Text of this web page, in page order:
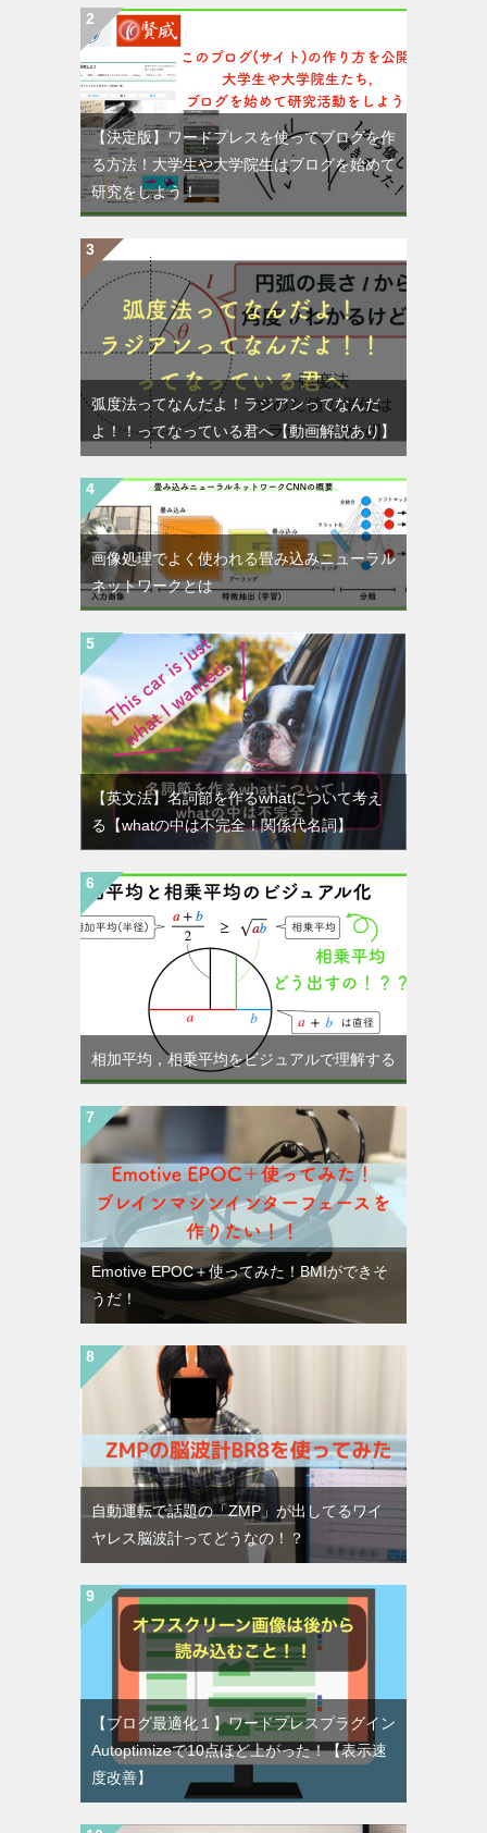
【決定版】ワードプレスを使ってブログを作
る方法！大学生や大学院生はブログを始めて
研究をしよう！
弧度法ってなんだよ！ラジアンってなんだ
よ！！ってなっている君へ【動画解説あり】
画像処理でよく使われる畳み込みニューラル
ネットワークとは
【英文法】名詞節を作るwhatについて考え
る【whatの中は不完全！関係代名詞】
相加平均，相乗平均をビジュアルで理解する
Emotive EPOC＋使ってみた！BMIができそ
うだ！
自動運転で話題の「ZMP」が出してるワイ
ヤレス脳波計ってどうなの！？
【ブログ最適化１】ワードプレスプラグイン
Autoptimizeで10点ほど上がった！【表示速
度改善】